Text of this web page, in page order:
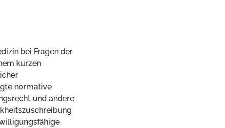
bei Fragen der
kurzen
normative
und andere